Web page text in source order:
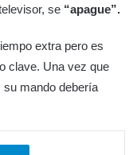
se “apague”.
extra pero es
clave. Una vez que
su mando debería
Telegram